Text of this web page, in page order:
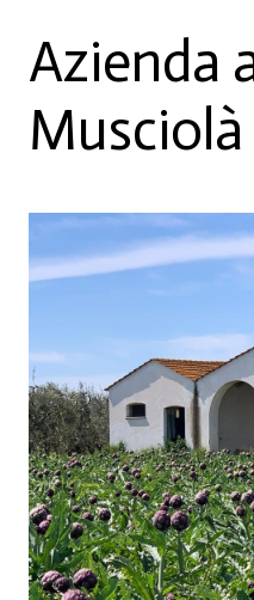
Azienda
Musciolà